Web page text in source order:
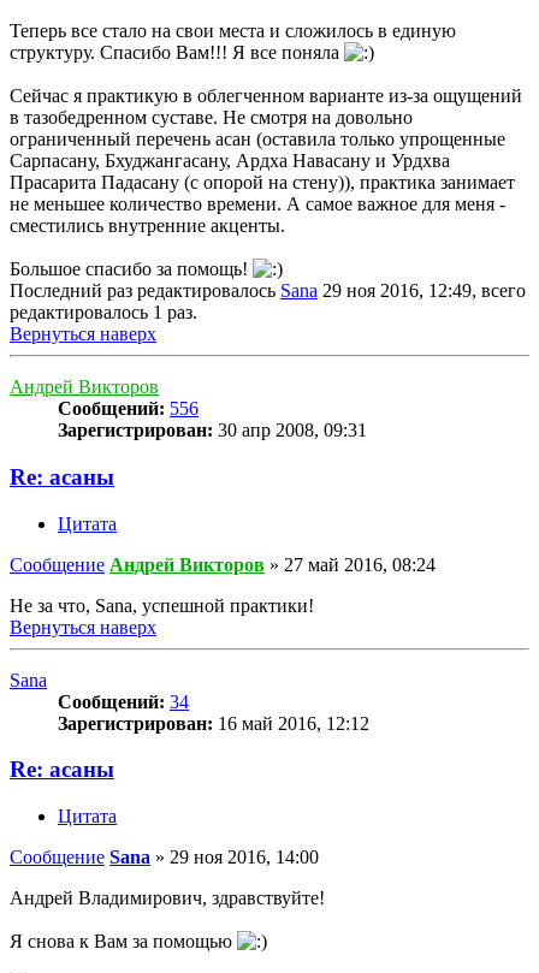
Теперь все стало на свои места и сложилось в единую
структуру. Спасибо Вам!!! Я все поняла
Сейчас я практикую в облегченном варианте из-за ощущений
в тазобедренном суставе. Не смотря на довольно
ограниченный перечень асан (оставила только упрощенные
Сарпасану, Бхуджангасану, Ардха Навасану и Урдхва
Прасарита Падасану (с опорой на стену)), практика занимает
не меньшее количество времени. А самое важное для меня -
сместились внутренние акценты.
Большое спасибо за помощь!
Последний раз редактировалось Sana 29 ноя 2016, 12:49, всего
редактировалось 1 раз.
Вернуться наверх
Андрей Викторов
Сообщений: 556
Зарегистрирован: 30 апр 2008, 09:31
Re: асаны
Цитата
Сообщение Андрей Викторов » 27 май 2016, 08:24
Не за что, Sana, успешной практики!
Вернуться наверх
Sana
Сообщений: 34
Зарегистрирован: 16 май 2016, 12:12
Re: асаны
Цитата
Сообщение Sana » 29 ноя 2016, 14:00
Андрей Владимирович, здравствуйте!
Я снова к Вам за помощью